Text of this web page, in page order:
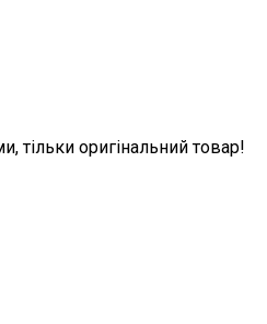
тільки оригінальний товар!